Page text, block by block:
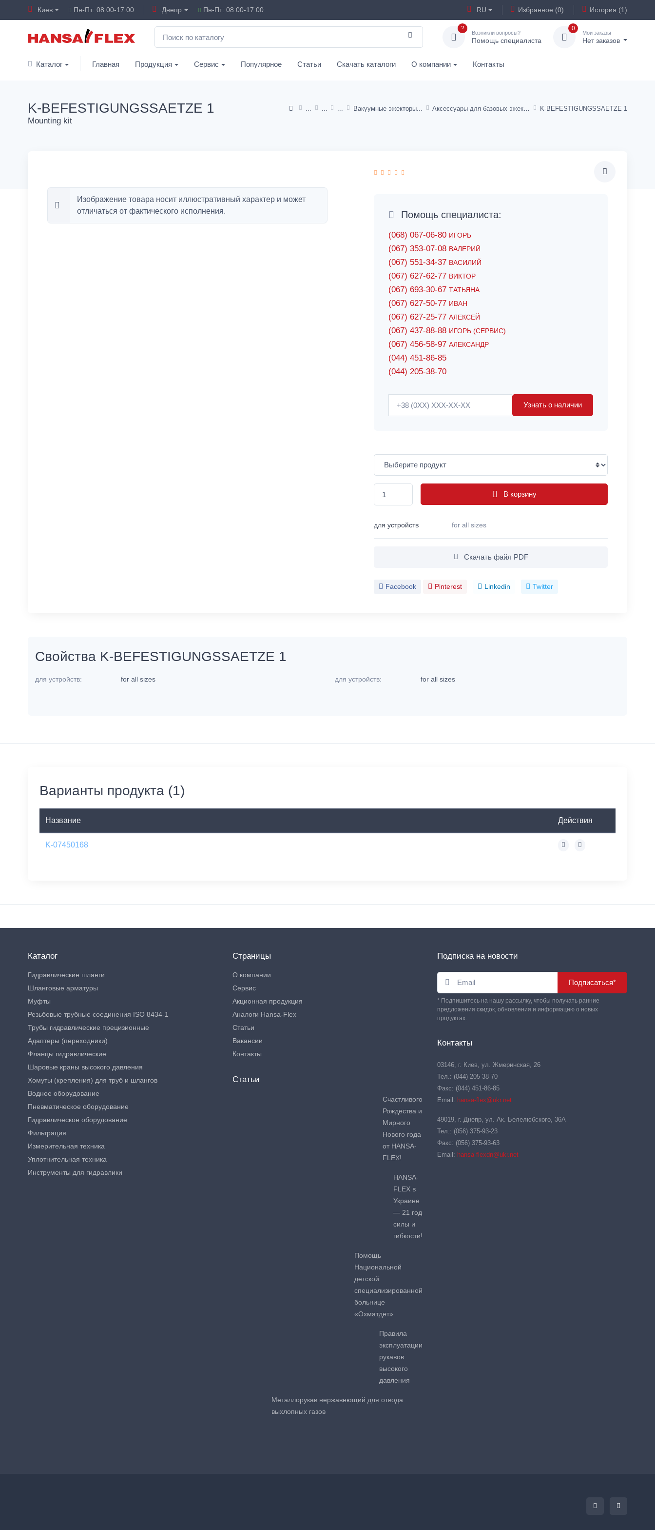
Киев Пн-Пт: 08:00-17:00 Днепр Пн-Пт: 08:00-17:00 RU Избранное (0) История (1)
?
Возникли вопросы?
Помощь специалиста
0
Мои заказы
Нет заказов
Каталог Главная Продукция Сервис Популярное Статьи Скачать каталоги О компании Контакты
Вакуумные эжекторы Аксессуары для базовых эжекторов SBP-C K-BEFESTIGUNGSSAETZE 1
K-BEFESTIGUNGSSAETZE 1
Mounting kit
Изображение товара носит иллюстративный характер и может
отличаться от фактического исполнения.
Помощь специалиста:
(068) 067-06-80 ИГОРЬ
(067) 353-07-08 ВАЛЕРИЙ
(067) 551-34-37 ВАСИЛИЙ
(067) 627-62-77 ВИКТОР
(067) 693-30-67 ТАТЬЯНА
(067) 627-50-77 ИВАН
(067) 627-25-77 АЛЕКСЕЙ
(067) 437-88-88 ИГОРЬ (СЕРВИС)
(067) 456-58-97 АЛЕКСАНДР
(044) 451-86-85
(044) 205-38-70
Узнать о наличии
В корзину
для устройств for all sizes
Скачать файл PDF
Facebook Pinterest Linkedin Twitter
Свойства K-BEFESTIGUNGSSAETZE 1
для устройств: for all sizes для устройств: for all sizes
Варианты продукта (1)
Название Действия
K-07450168
Каталог
Гидравлические шланги
Шланговые арматуры
Муфты
Резьбовые трубные соединения ISO 8434-1
Трубы гидравлические прецизионные
Адаптеры (переходники)
Фланцы гидравлические
Шаровые краны высокого давления
Хомуты (крепления) для труб и шлангов
Водное оборудование
Пневматическое оборудование
Гидравлическое оборудование
Фильтрация
Измерительная техника
Уплотнительная техника
Инструменты для гидравлики
Страницы
О компании
Сервис
Акционная продукция
Аналоги Hansa-Flex
Статьи
Вакансии
Контакты
Статьи
Счастливого
Рождества и
Мирного
Нового года
от HANSA-
FLEX!
HANSA-
FLEX в
Украине
— 21 год
силы и
гибкости!
Помощь
Национальной
детской
специализированной
больнице
«Охматдет»
Правила
эксплуатации
рукавов
высокого
давления
Металлорукав нержавеющий для отвода
выхлопных газов
Подписка на новости
Подписаться*
* Подпишитесь на нашу рассылку, чтобы получать ранние
предложения скидок, обновления и информацию о новых
продуктах.
Контакты
03146, г. Киев, ул. Жмеринская, 26
Тел.: (044) 205-38-70
Факс: (044) 451-86-85
Email: hansa-flex@ukr.net
49019, г. Днепр, ул. Ак. Белелюбского, 36А
Тел.: (056) 375-93-23
Факс: (056) 375-93-63
Email: hansa-flexdn@ukr.net